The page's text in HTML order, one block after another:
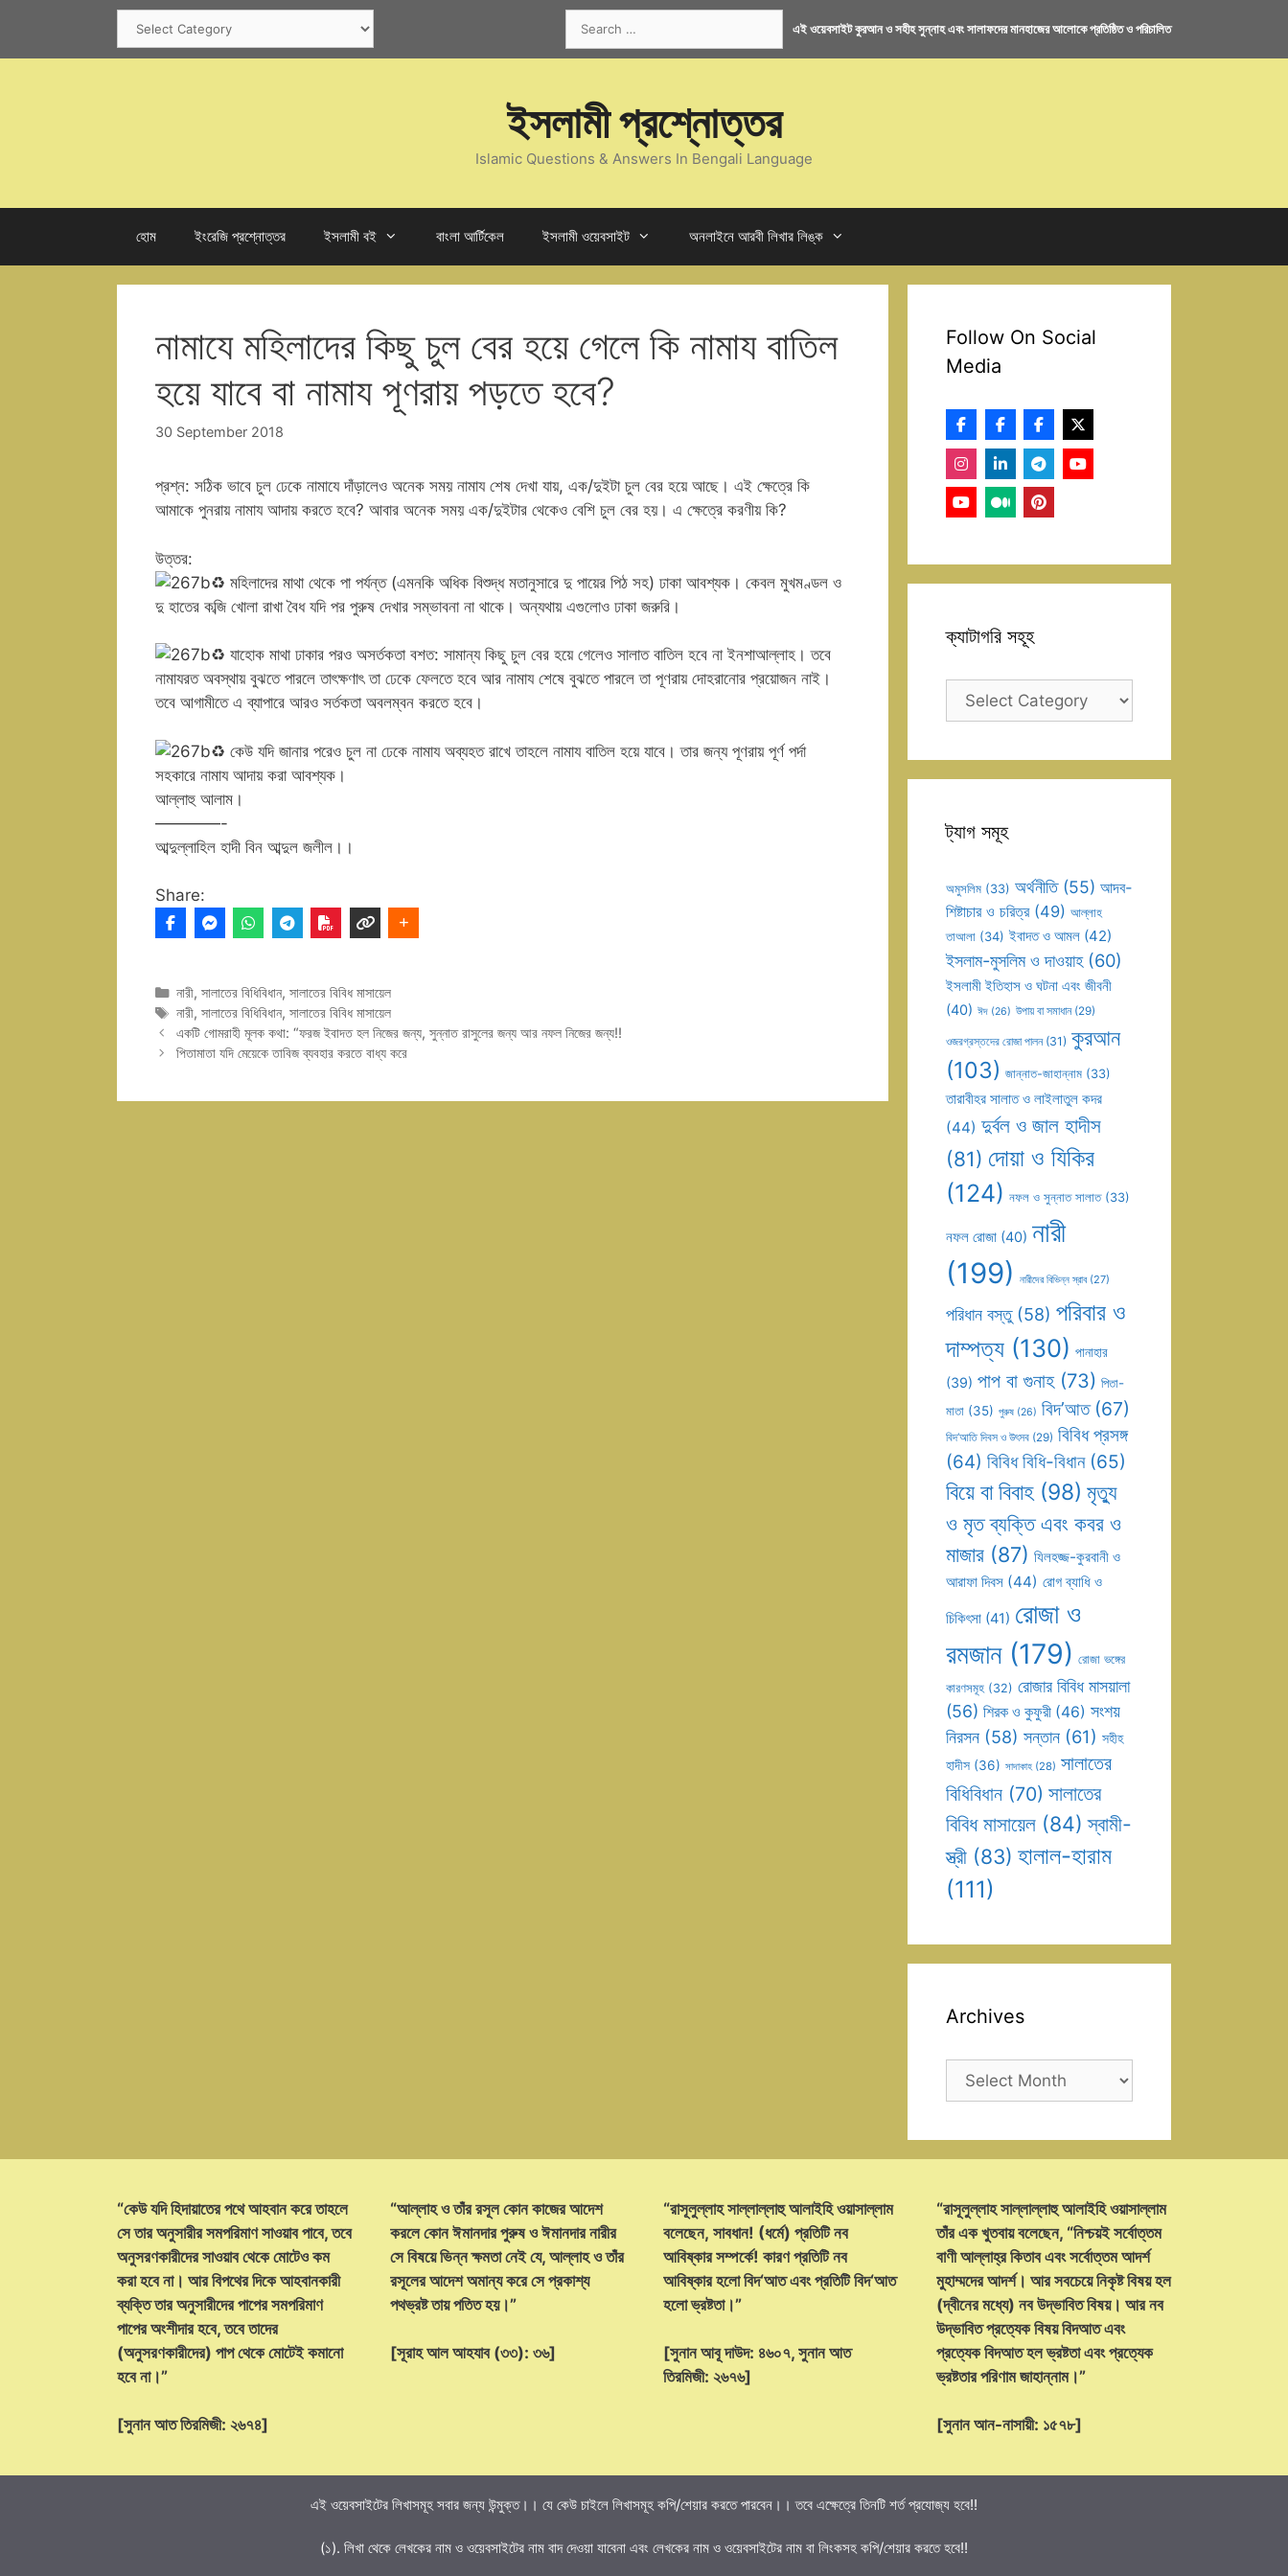
content
for:
এই ওয়েবসাইট কুরআন ও সহীহ সুন্নাহ এবং সালাফদের মানহাজের আলোকে প্রতিষ্ঠিত ও পরিচালিত
ইসলামী প্রশ্নোত্তর
Islamic Questions & Answers In Bengali Language
হোম ইংরেজি প্রশ্নোত্তর ইসলামী বই বাংলা আর্টিকেল ইসলামী ওয়েবসাইট অনলাইনে আরবী লিখার লিঙ্ক
নামাযে মহিলাদের কিছু চুল বের হয়ে গেলে কি নামায বাতিল
হয়ে যাবে বা নামায পূণরায় পড়তে হবে?
30 September 2018
প্রশ্ন: সঠিক ভাবে চুল ঢেকে নামাযে দাঁড়ালেও অনেক সময় নামায শেষ দেখা যায়, এক/দুইটা চুল বের হয়ে আছে। এই ক্ষেত্রে কি
আমাকে পুনরায় নামায আদায় করতে হবে? আবার অনেক সময় এক/দুইটার থেকেও বেশি চুল বের হয়। এ ক্ষেত্রে করণীয় কি?
উত্তর:
♻ মহিলাদের মাথা থেকে পা পর্যন্ত (এমনকি অধিক বিশুদ্ধ মতানুসারে দু পায়ের পিঠ সহ) ঢাকা আবশ্যক। কেবল মুখমণ্ডল ও
দু হাতের কব্জি খোলা রাখা বৈধ যদি পর পুরুষ দেখার সম্ভাবনা না থাকে। অন্যথায় এগুলোও ঢাকা জরুরি।
♻ যাহোক মাথা ঢাকার পরও অসর্তকতা বশত: সামান্য কিছু চুল বের হয়ে গেলেও সালাত বাতিল হবে না ইনশাআল্লাহ। তবে
নামাযরত অবস্থায় বুঝতে পারলে তাৎক্ষণাৎ তা ঢেকে ফেলতে হবে আর নামায শেষে বুঝতে পারলে তা পূণরায় দোহরানোর প্রয়োজন নাই।
তবে আগামীতে এ ব্যাপারে আরও সর্তকতা অবলম্বন করতে হবে।
♻ কেউ যদি জানার পরেও চুল না ঢেকে নামায অব্যহত রাখে তাহলে নামায বাতিল হয়ে যাবে। তার জন্য পূণরায় পূর্ণ পর্দা
সহকারে নামায আদায় করা আবশ্যক।
আল্লাহু আলাম।
————-
আব্দুল্লাহিল হাদী বিন আব্দুল জলীল।।
Share:
Categories
নারী, সালাতের বিধিবিধান, সালাতের বিবিধ মাসায়েল
Tags
নারী, সালাতের বিধিবিধান, সালাতের বিবিধ মাসায়েল
একটি গোমরাহী মূলক কথা: “ফরজ ইবাদত হল নিজের জন্য, সুন্নাত রাসুলের জন্য আর নফল নিজের জন্য!!
পিতামাতা যদি মেয়েকে তাবিজ ব্যবহার করতে বাধ্য করে
Follow On Social
Media
ক্যাটাগরি সহূহ
ক্যাটাগরি
ট্যাগ সমূহ
অমুসলিম (33) অর্থনীতি(55) আদব-
শিষ্টাচার ও চরিত্র(49) আল্লাহ
তাআলা (34) ইবাদত ও আমল (42)
ইসলাম-মুসলিম ও দাওয়াহ(60)
ইসলামী ইতিহাস ও ঘটনা এবং জীবনী
(40) ঈদ (26) উপায় বা সমাধান(29)
ওজরগ্রস্তদের রোজা পালন(31) কুরআন
(103) জান্নাত-জাহান্নাম (33)
তারাবীহর সালাত ও লাইলাতুল কদর
(44) দুর্বল ও জাল হাদীস
(81) দোয়া ও যিকির
(124) নফল ও সুন্নাত সালাত(33)
নফল রোজা (40) নারী
(199) নারীদের বিভিন্ন স্রাব(27)
পরিধান বস্তু(58) পরিবার ও
দাম্পত্য (130) পানাহার
(39) পাপ বা গুনাহ(73) পিতা-
মাতা (35) পুরুষ (26) বিদ’আত(67)
বিদ’আতি দিবস ও উৎসব (29) বিবিধ প্রসঙ্গ
(64) বিবিধ বিধি-বিধান(65)
বিয়ে বা বিবাহ (98) মৃত্যু
ও মৃত ব্যক্তি এবং কবর ও
মাজার (87) যিলহজ্জ-কুরবানী ও
আরাফা দিবস (44) রোগ ব্যাধি ও
চিকিৎসা (41) রোজা ও
রমজান(179) রোজা ভঙ্গের
কারণসমূহ (32) রোজার বিবিধ মাসয়ালা
(56) শিরক ও কুফুরী (46) সংশয়
নিরসন (58) সন্তান (61) সহীহ
হাদীস (36) সাদাকাহ (28) সালাতের
বিধিবিধান (70) সালাতের
বিবিধ মাসায়েল (84) স্বামী-
স্ত্রী (83) হালাল-হারাম
(111)
Archives
Archives
“কেউ যদি হিদায়াতের পথে আহবান করে তাহলে
সে তার অনুসারীর সমপরিমাণ সাওয়াব পাবে, তবে
অনুসরণকারীদের সাওয়াব থেকে মোটেও কম
করা হবে না। আর বিপথের দিকে আহবানকারী
ব্যক্তি তার অনুসারীদের পাপের সমপরিমাণ
পাপের অংশীদার হবে, তবে তাদের
(অনুসরণকারীদের) পাপ থেকে মোটেই কমানো
হবে না।”
[সুনান আত তিরমিজী: ২৬৭৪]
“আল্লাহ ও তাঁর রসূল কোন কাজের আদেশ
করলে কোন ঈমানদার পুরুষ ও ঈমানদার নারীর
সে বিষয়ে ভিন্ন ক্ষমতা নেই যে, আল্লাহ ও তাঁর
রসূলের আদেশ অমান্য করে সে প্রকাশ্য
পথভ্রষ্ট তায় পতিত হয়।”
[সূরাহ আল আহযাব (৩৩): ৩৬]
“রাসূলুল্লাহ সাল্লাল্লাহু আলাইহি ওয়াসাল্লাম
বলেছেন, সাবধান! (ধর্মে) প্রতিটি নব
আবিষ্কার সম্পর্কে! কারণ প্রতিটি নব
আবিষ্কার হলো বিদ‘আত এবং প্রতিটি বিদ‘আত
হলো ভ্রষ্টতা।”
[সুনান আবূ দাউদ: ৪৬০৭, সুনান আত
তিরমিজী: ২৬৭৬]
“রাসূলুল্লাহ সাল্লাল্লাহু আলাইহি ওয়াসাল্লাম
তাঁর এক খুতবায় বলেছেন, “নিশ্চয়ই সর্বোত্তম
বাণী আল্লাহ্‌র কিতাব এবং সর্বোত্তম আদর্শ
মুহাম্মদের আদর্শ। আর সবচেয়ে নিকৃষ্ট বিষয় হল
(দ্বীনের মধ্যে) নব উদ্ভাবিত বিষয়। আর নব
উদ্ভাবিত প্রত্যেক বিষয় বিদআত এবং
প্রত্যেক বিদআত হল ভ্রষ্টতা এবং প্রত্যেক
ভ্রষ্টতার পরিণাম জাহান্নাম।”
[সুনান আন-নাসায়ী: ১৫৭৮]
এই ওয়েবসাইটের লিখাসমূহ সবার জন্য উন্মুক্ত।। যে কেউ চাইলে লিখাসমূহ কপি/শেয়ার করতে পারবেন।। তবে এক্ষেত্রে তিনটি শর্ত প্রযোজ্য হবে!!
(১). লিখা থেকে লেখকের নাম ও ওয়েবসাইটের নাম বাদ দেওয়া যাবেনা এবং লেখকের নাম ও ওয়েবসাইটের নাম বা লিংকসহ কপি/শেয়ার করতে হবে!!